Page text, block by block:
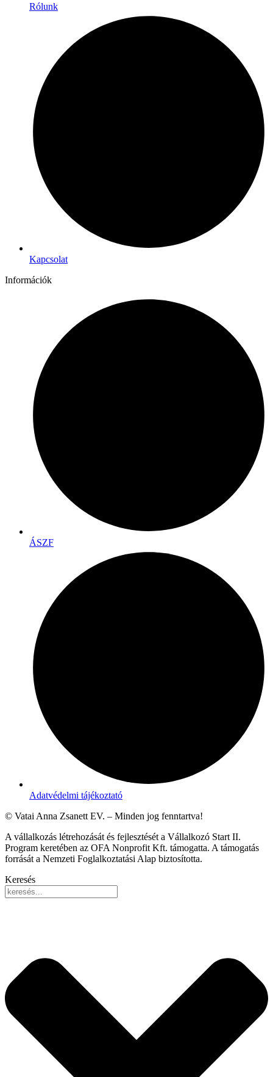
Rólunk
Kapcsolat
Információk
ÁSZF
Adatvédelmi tájékoztató
© Vatai Anna Zsanett EV. – Minden jog fenntartva!
A vállalkozás létrehozását és fejlesztését a Vállalkozó Start II.
Program keretében az OFA Nonprofit Kft. támogatta. A támogatás
forrását a Nemzeti Foglalkoztatási Alap biztosította.
Keresés